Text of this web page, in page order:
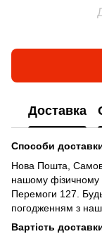
Доставка
Способи
Нова Пошта,
нашому фізичному
Перемоги 127.
погодженням з
Вартість